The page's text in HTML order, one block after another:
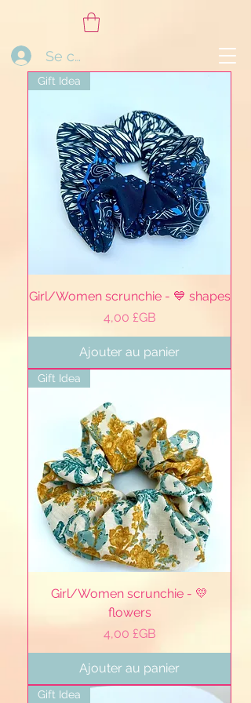
Se connecter
Gift Idea
Girl/Women scrunchie - 💙 shapes
Prix
4,00 £GB
Ajouter au panier
Gift Idea
Girl/Women scrunchie - 💛
flowers
Prix
4,00 £GB
Ajouter au panier
Gift Idea